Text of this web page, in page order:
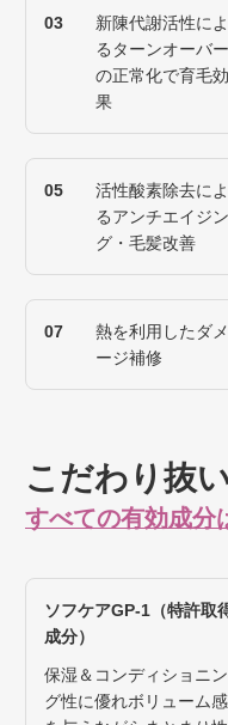
03
新陳代謝活性によ
るターンオーバー
の正常化で育毛効
果
05
活性酸素除去によ
るアンチエイジン
グ・毛髪改善
07
熱を利用したダメ
ージ補修
こだわり抜
すべての有効成分
ソフケアGP-1（特許取
成分）
保湿＆コンディショニン
グ性に優れボリューム感